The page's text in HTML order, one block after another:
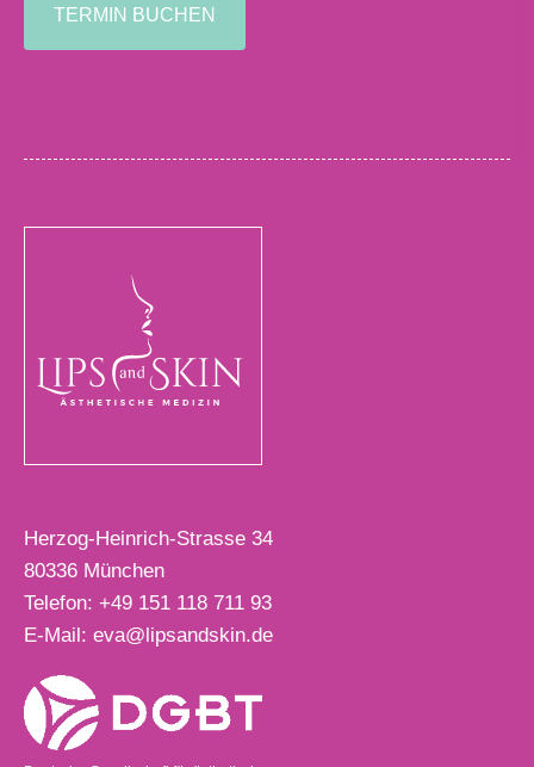
TERMIN BUCHEN
Herzog-Heinrich-Strasse 34
80336 München
Telefon: +49 151 118 711 93
E-Mail: eva@lipsandskin.de